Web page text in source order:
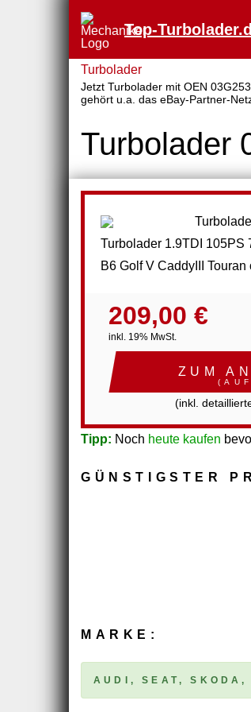
Top-
Turbolader
Jetzt Turbolader mit OEN
gehört u.a. das eBay-Partner-
Turbolader
Turbolader 1.9TDI 105PS
B6 Golf V CaddyIII
209,00 €
inkl. 19% MwSt.
ZUM
(inkl.
Tipp: Noch heute kaufen
GÜNSTIGSTER
MARKE:
AUDI, SEAT, SKODA,